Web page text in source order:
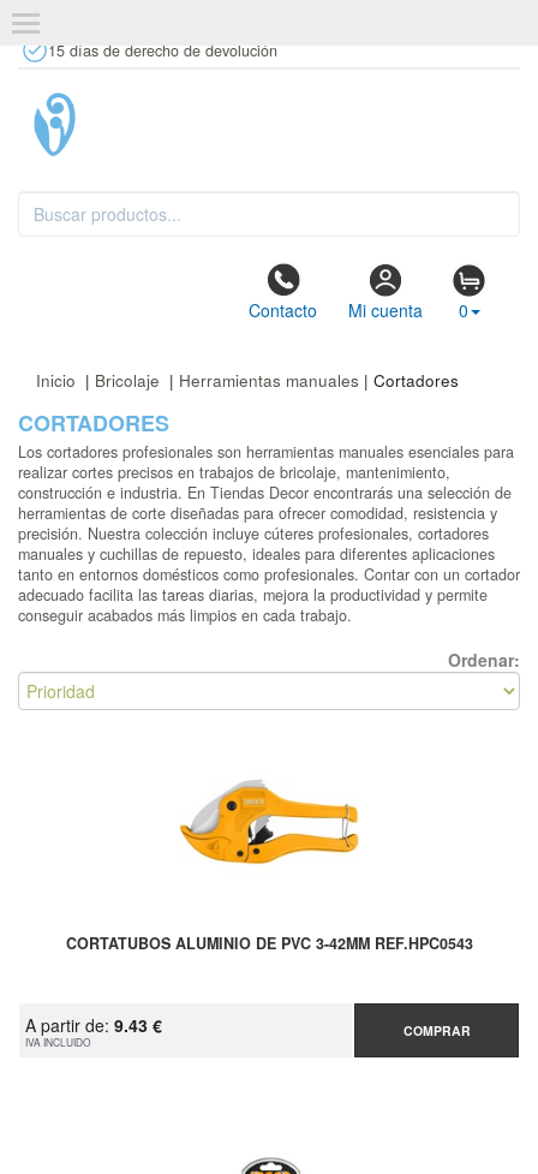
15 días de derecho de devolución
Contacto Mi cuenta 0
Inicio | Bricolaje | Herramientas manuales | Cortadores
CORTADORES
Los cortadores profesionales son herramientas manuales esenciales para
realizar cortes precisos en trabajos de bricolaje, mantenimiento,
construcción e industria. En Tiendas Decor encontrarás una selección de
herramientas de corte diseñadas para ofrecer comodidad, resistencia y
precisión. Nuestra colección incluye cúteres profesionales, cortadores
manuales y cuchillas de repuesto, ideales para diferentes aplicaciones
tanto en entornos domésticos como profesionales. Contar con un cortador
adecuado facilita las tareas diarias, mejora la productividad y permite
conseguir acabados más limpios en cada trabajo.
Ordenar:
CORTATUBOS ALUMINIO DE PVC 3-42MM REF.HPC0543
A partir de: 9.43 €
IVA INCLUIDO
COMPRAR